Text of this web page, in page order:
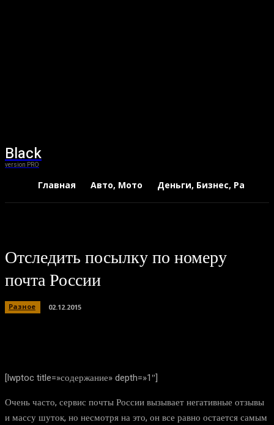
Black
version PRO
Главная Авто, Мото Деньги, Бизнес, Работа
Отследить посылку по номеру
почта России
Разное 02.12.2015
[lwptoc title=»содержание» depth=»1″]
Очень часто, сервис почты России вызывает негативные отзывы
и массу шуток, но несмотря на это, он все равно остается самым